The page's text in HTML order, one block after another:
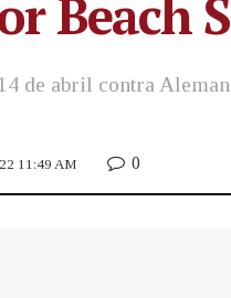
Beach
de abril contra
11:49 AM 0